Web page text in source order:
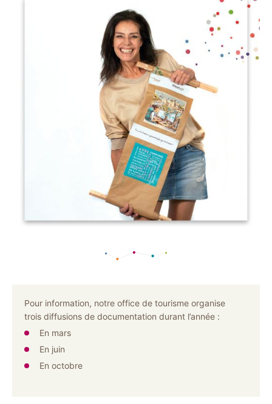
Pour information, notre office de tourisme organise
trois diffusions de documentation durant l’année :
En mars
En juin
En octobre